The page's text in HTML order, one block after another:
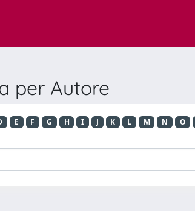
per Autore
E F G H I J K L M N O